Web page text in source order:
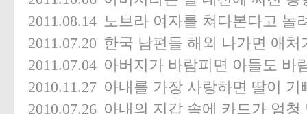
2011.08.14 노브라 여자를 쳐다본다고 놀
2011.07.20 한국 남편들 해외 나가면 애처
2011.07.04 아버지가 바람피면 아들도 바
2010.11.27 아내를 가장 사랑하면 딸이 기
2010.07.26 아내의 지갑 속에 카드가 엄청